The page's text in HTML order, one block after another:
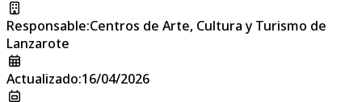
Responsable:Centros de Arte, Cultura y Turismo de
Lanzarote
Actualizado:16/04/2026